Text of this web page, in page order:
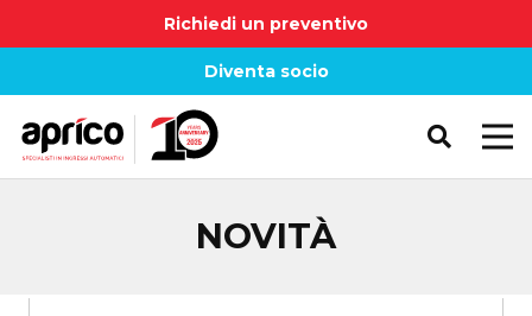
Richiedi un preventivo
Diventa socio
NOVITÀ